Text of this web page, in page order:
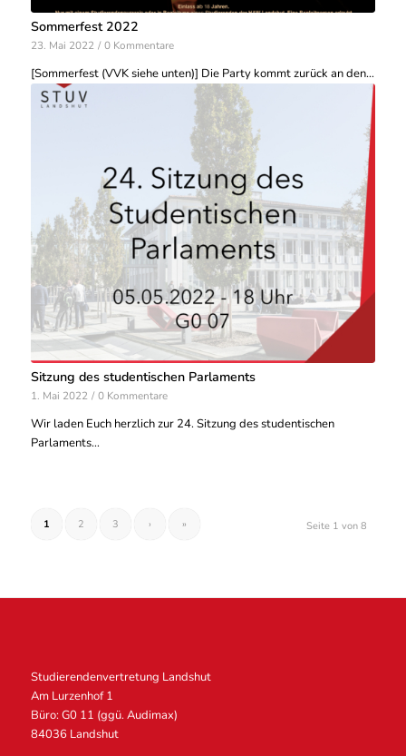
Sommerfest 2022
23. Mai 2022 / 0 Kommentare
[Sommerfest (VVK siehe unten)] Die Party kommt zurück an den…
Sitzung des studentischen Parlaments
1. Mai 2022 / 0 Kommentare
Wir laden Euch herzlich zur 24. Sitzung des studentischen
Parlaments…
Seite 1 von 8
1 2 3 › »
Studierendenvertretung Landshut
Am Lurzenhof 1
Büro: G0 11 (ggü. Audimax)
84036 Landshut